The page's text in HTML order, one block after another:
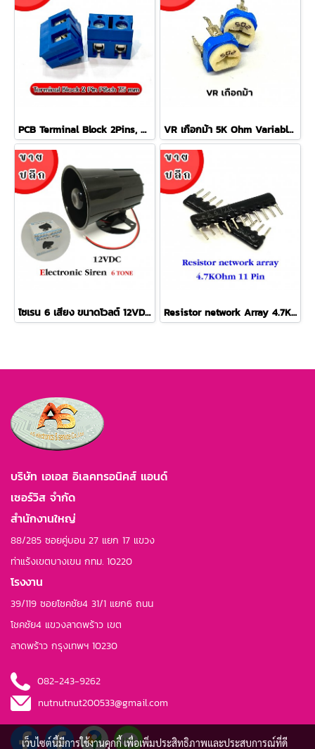
PCB Terminal Block 2Pins, Pitch 7.5mm เทอร์มินอล คอนเนคเตอร์ (20 ตัว/ล็อต) VR เกือกม้า 5K Ohm Variable Resistor (10 ตัว/ล็อต)
ไซเรน 6 เสียง ขนาดโวลต์ 12VDC-24VDC Electronic Siren 6 Tone 12Volt-24Volt Resistor network Array 4.7K 11 Pin ตัวต้านทานแบบอาร์เรย์ 11 ขา (5 ตัว/ล็อต)
บริษัท เอเอส อิเลคทรอนิคส์ แอนด์
เซอร์วิส จำกัด
สำนักงานใหญ่
88/285 ซอยคู่บอน 27 แยก 17 แขวง
ท่าแร้งเขตบางเขน กทม. 10220
โรงงาน
39/119 ซอยโชคชัย4 31/1 แยก6 ถนน
โชคชัย4 แขวงลาดพร้าว เขต
ลาดพร้าว กรุงเทพฯ 10230
082-243-9262
nutnutnut200533@gmail.com
เว็บไซต์นี้มีการใช้งานคุกกี้ เพื่อเพิ่มประสิทธิภาพและประสบการณ์ที่ดี